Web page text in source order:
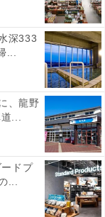
深333
...
、龍野
...
ドプ
...